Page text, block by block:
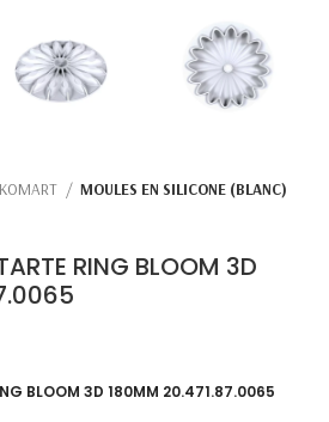
MOULES EN SILICONE (BLANC)
RING BLOOM 3D
BLOOM 3D 180MM 20.471.87.0065